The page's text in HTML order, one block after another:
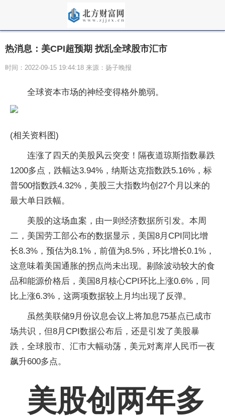
热消息：美CPI超预期 扰乱全球股市汇市
时间：2022-09-15 19:44:18 来源：扬子晚报
全球资本市场的神经变得格外脆弱。
(相关资料图)
连涨了四天的美股风云突变！隔夜道琼斯指数暴跌
1200多点，跌幅达3.94%，纳斯达克指数跌5.16%，标
普500指数跌4.32%，美股三大指数均创27个月以来的
最大单日跌幅。
美股的这场血案，由一则经济数据所引发。本周
二，美国劳工部公布的数据显示，美国8月CPI同比增
长8.3%，预估为8.1%，前值为8.5%，环比增长0.1%，
这意味着美国通胀的拐点尚未出现。剔除波动较大的食
品和能源价格后，美国8月核心CPI环比上涨0.6%，同
比上涨6.3%，这两项数据较上月均出现了反弹。
虽然美联储9月份议息会议上将加息75基点已成市
场共识，但8月CPI数据公布后，还是引发了美股暴
跌，全球股市、汇市大幅动荡，美元对离岸人民币一夜
飙升600多点。
美股创两年多